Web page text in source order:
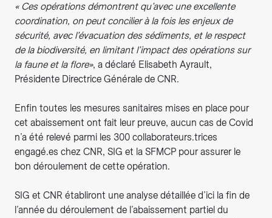
« Ces opérations démontrent qu’avec une excellente
coordination, on peut concilier à la fois les enjeux de
sécurité, avec l’évacuation des sédiments, et le respect
de la biodiversité, en limitant l’impact des opérations sur
la faune et la flore», a déclaré Elisabeth Ayrault,
Présidente Directrice Générale de CNR.
Enfin toutes les mesures sanitaires mises en place pour
cet abaissement ont fait leur preuve, aucun cas de Covid
n’a été relevé parmi les 300 collaborateurs.trices
engagé.es chez CNR, SIG et la SFMCP pour assurer le
bon déroulement de cette opération.
SIG et CNR établiront une analyse détaillée d’ici la fin de
l’année du déroulement de l’abaissement partiel du